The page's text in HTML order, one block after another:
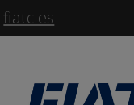
fiatc.es